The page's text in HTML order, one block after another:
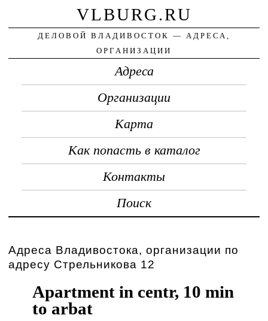
VLBURG.RU
ДЕЛОВОЙ ВЛАДИВОСТОК — АДРЕСА,
ОРГАНИЗАЦИИ
Адреса
Организации
Карта
Как попасть в каталог
Контакты
Поиск
Адреса Владивостока, организации по
адресу Стрельникова 12
Apartment in centr, 10 min
to arbat